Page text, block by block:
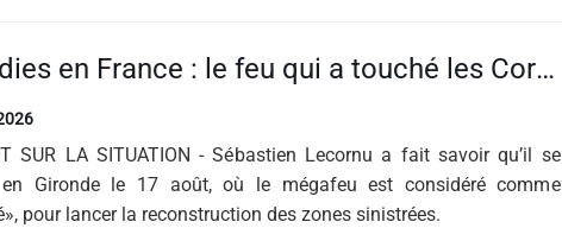
Incendies en France : le feu qui a touché les Corbières «désormais fixé», Sébastien Lecornu en Gironde le 17 août
SUR LA SITUATION - Sébastien Lecornu a fait savoir qu’il se
en Gironde le 17 août, où le mégafeu est considéré comme
pour lancer la reconstruction des zones sinistrées.